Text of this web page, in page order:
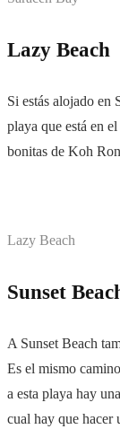
Lazy Beach
Si estás alojado en
playa que está en
bonitas de Koh
Lazy Beach
Sunset
A Sunset Beach
Es el mismo
a esta playa hay
cual hay que hacer